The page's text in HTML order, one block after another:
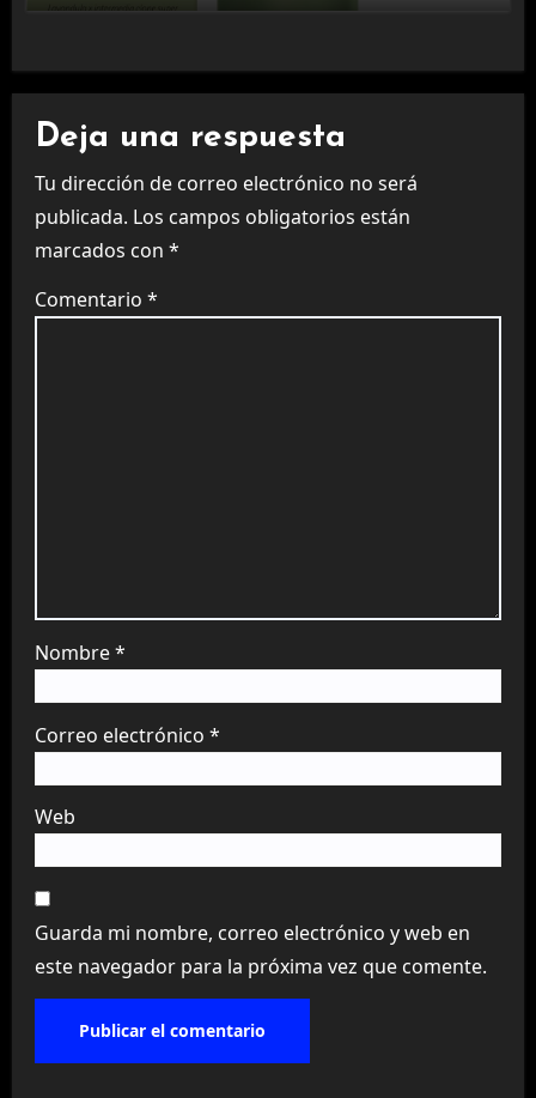
Deja una respuesta
Tu dirección de correo electrónico no será
publicada. Los campos obligatorios están
marcados con *
Comentario *
Nombre*
Correo electrónico *
Web
Guarda mi nombre, correo electrónico y web en
este navegador para la próxima vez que comente.